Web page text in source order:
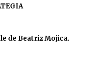
de Beatriz Mojica.